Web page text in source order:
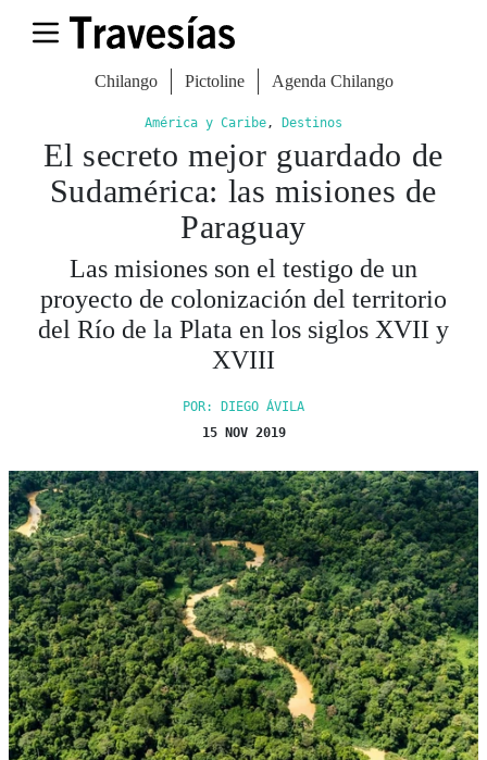
Chilango Pictoline Agenda Chilango
América y Caribe, Destinos
El secreto mejor guardado de
Sudamérica: las misiones de
Paraguay
Las misiones son el testigo de un
proyecto de colonización del territorio
del Río de la Plata en los siglos XVII y
XVIII
POR: DIEGO ÁVILA
15 NOV 2019